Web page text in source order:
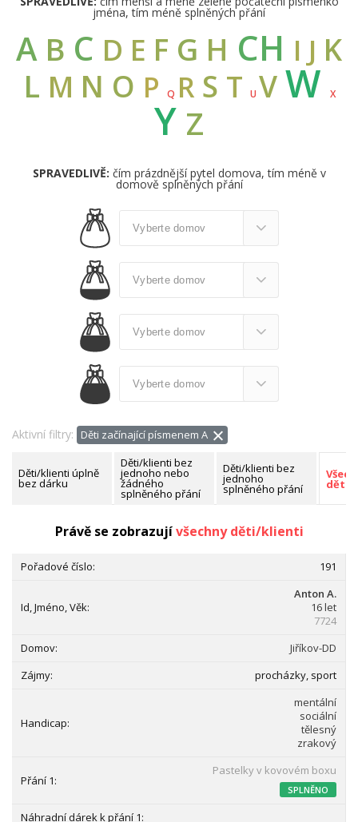
jména, tím méně splněných přání
A B C D E F G H CH I J K
L M N O P Q R S T U VW X
Y Z
SPRAVEDLIVĚ: čím prázdnější pytel domova, tím méně v
domově splněných přání
Aktivní filtry: Děti začínající písmenem A
Děti/klienti úplně
bez dárku
Děti/klienti bez
jednoho nebo
žádného
splněného přání
Děti/klienti bez
jednoho
splněného přání děti/
Právě se zobrazujívšechny děti/klienti
191
Anton A.
16 let
7724
Jiříkov-DD
procházky, sport
mentální
sociální
tělesný
zrakový
Pastelky v kovovém boxu
SPLNĚNO